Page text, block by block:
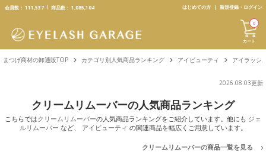
text.skipToContent
text.skipToNavigation
会員数： 111,537 商品数： 1,085,104 はじめての方 新規登録・ログイン
カート
0
まつげ商材の卸通販TOP カテゴリ別人気商品ランキング アイビューティ アイラッシ
2026.08.03更新
クリームリムーバーの人気商品ランキング
こちらではクリームリムーバーの人気商品ランキングをご紹介しています。他にも ジェ
ルリムーバー など、 アイビューティ の関連商品を幅広くご用意しています。
クリームリムーバーの商品一覧を見る